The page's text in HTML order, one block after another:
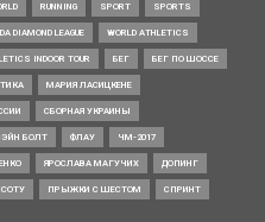
RUNNING SPORT SPORTS
DIAMOND LEAGUE WORLD ATHLETICS
INDOOR TOUR БЕГ БЕГ ПО ШОССЕ
МАРИЯ ЛАСИЦКЕНЕ
СБОРНАЯ УКРАИНЫ
БОЛТ ФЛАУ ЧМ-2017
ЯРОСЛАВА МАГУЧИХ ДОПИНГ
ПРЫЖКИ С ШЕСТОМ СПРИНТ